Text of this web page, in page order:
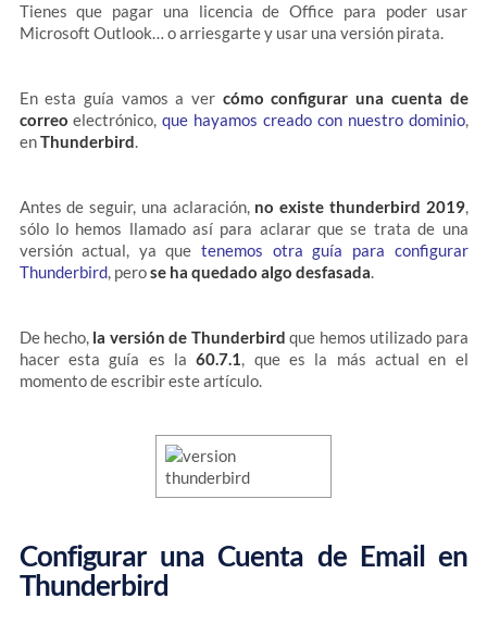
Tienes que pagar una licencia de Office para poder usar
Microsoft Outlook… o arriesgarte y usar una versión pirata.
En esta guía vamos a ver cómo configurar una cuenta de
correo electrónico,que hayamos creado con nuestro dominio,
enThunderbird.
Antes de seguir, una aclaración, no existe thunderbird 2019,
sólo lo hemos llamado así para aclarar que se trata de una
versión actual, ya que tenemos otra guía para configurar
Thunderbird, perose ha quedado algo desfasada.
De hecho, la versión de Thunderbird que hemos utilizado para
hacer esta guía es la60.7.1, que es la más actual en el
momento de escribir este artículo.
Configurar una Cuenta de Email en
Thunderbird